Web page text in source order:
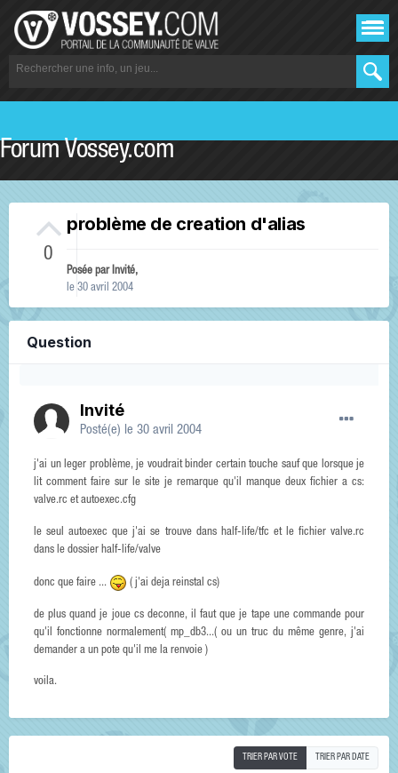
Forum Vossey.com
0
problème de creation d'alias
Posée par Invité,
le 30 avril 2004
Question
Invité
Posté(e) le 30 avril 2004
j'ai un leger problème, je voudrait binder certain touche sauf que lorsque je
lit comment faire sur le site je remarque qu'il manque deux fichier a cs:
valve.rc et autoexec.cfg
le seul autoexec que j'ai se trouve dans half-life/tfc et le fichier valve.rc
dans le dossier half-life/valve
donc que faire ... ( j'ai deja reinstal cs)
de plus quand je joue cs deconne, il faut que je tape une commande pour
qu'il fonctionne normalement( mp_db3...( ou un truc du même genre, j'ai
demander a un pote qu'il me la renvoie )
voila.
TRIER PAR VOTE TRIER PAR DATE